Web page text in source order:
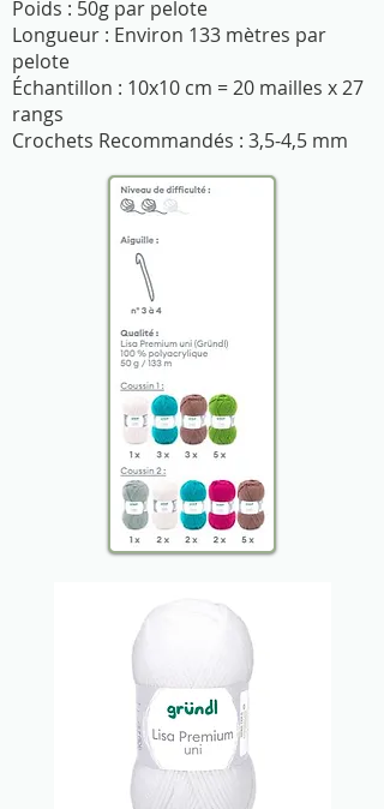
Poids : 50g par pelote
Longueur : Environ 133 mètres par
pelote
Échantillon : 10x10 cm = 20 mailles x 27
rangs
Crochets Recommandés : 3,5-4,5 mm